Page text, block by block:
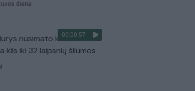
diena
00:00:57
nusimato karštas:
kils iki 32 laipsnių šilumos